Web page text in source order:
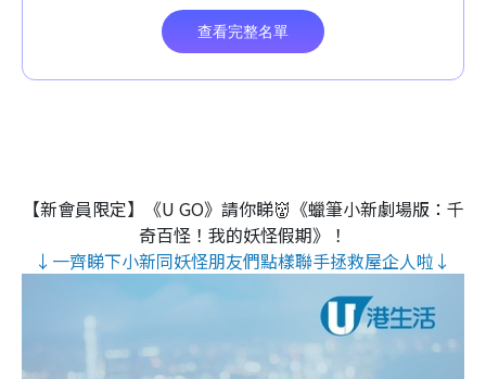
【新會員限定】《U GO》請你睇👹《蠟筆小新劇場版：千
奇百怪！我的妖怪假期》！
↓一齊睇下小新同妖怪朋友們點樣聯手拯救屋企人啦↓